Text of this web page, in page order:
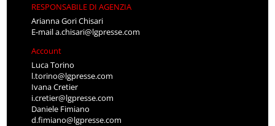
RESPONSABILE DI AGENZIA
Arianna Gori Chisari
E-maila.chisari@lgpresse.com
Account
Luca Torino
l.torino@lgpresse.com
Ivana Cretier
i.cretier@lgpresse.com
Daniele Fimiano
d.fimiano@lgpresse.com